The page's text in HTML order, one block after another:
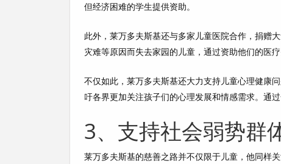
但经济困难的学生提供资助。
此外，莱万多夫斯基还与多家儿童医院合作，捐赠
灾难等原因而失去家园的儿童，通过资助他们的医
不仅如此，莱万多夫斯基还大力支持儿童心理健康
吁各界更加关注孩子们的心理发展和情感需求。通
3、支持社会弱势群
莱万多夫斯基的慈善之路并不仅限于儿童，他同样